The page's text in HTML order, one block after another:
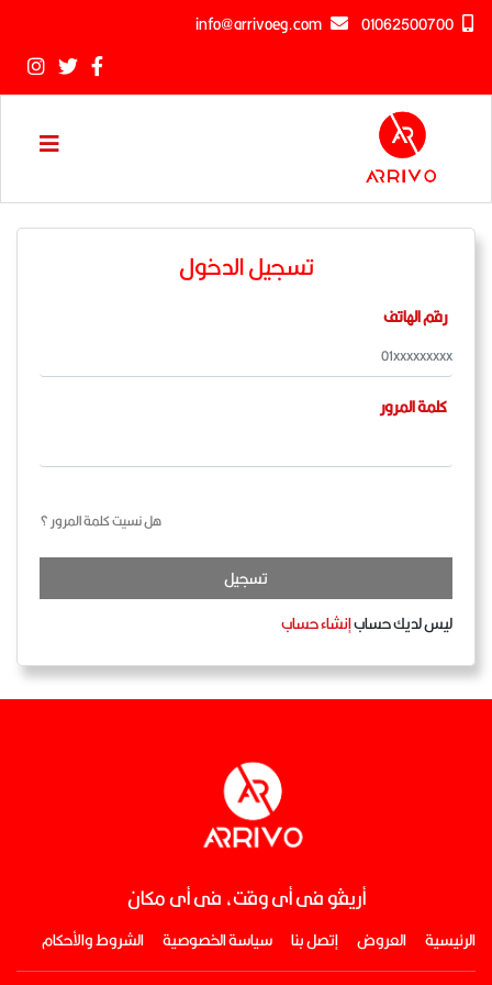
تسجيل الدخول
رقم الهاتف
كلمة المرور
هل نسيت كلمة المرور ؟
تسجيل
ليس لديك حسابإنشاء حساب
أريڤو فى أى وقت، فى أى مكان
الرئيسية العروض إتصل بنا سياسة الخصوصية الشروط والأحكام